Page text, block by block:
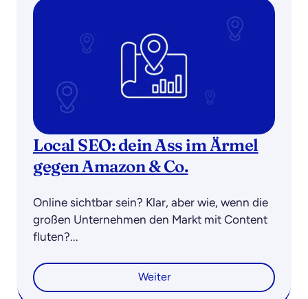
Local SEO: dein Ass im Ärmel
gegen Amazon & Co.
Online sichtbar sein? Klar, aber wie, wenn die
großen Unternehmen den Markt mit Content
fluten?...
Weiter